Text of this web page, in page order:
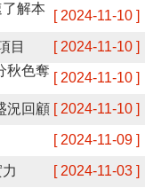
解本
[ 2024-11-10 ]
目 [ 2024-11-10 ]
秋色奪 [ 2024-11-10 ]
況回顧 [ 2024-11-10 ]
[ 2024-11-09 ]
[ 2024-11-03 ]